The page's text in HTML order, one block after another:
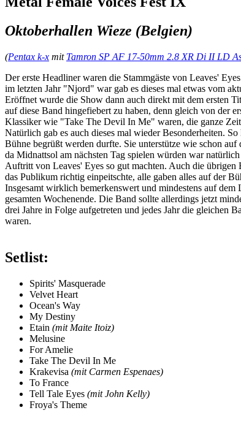
Oktoberhallen Wieze (Belgien)
(Pentax k-x mit Tamron SP AF 17-50mm 2.8 XR Di II LD
Der erste Headliner waren die Stammgäste von Leaves'
im letzten Jahr "Njord" war gab es dieses mal etwas vom
Eröffnet wurde die Show dann auch direkt mit dem ersten
auf diese Band hingefiebert zu haben, denn gleich von der
Klassiker wie "Take The Devil In Me" waren, die ganze
Natürlich gab es auch dieses mal wieder Besonderheiten.
Bühne begrüßt werden durfte. Sie unterstütze wie schon
da Midnattsol am nächsten Tag spielen würden war
Auftritt von Leaves' Eyes so gut machten. Auch die
das Publikum richtig einpeitschte, alle gaben alles auf der
Insgesamt wirklich bemerkenswert und mindestens auf
gesamten Wochenende. Die Band sollte allerdings jetzt
drei Jahre in Folge aufgetreten und jedes Jahr die gleichen
waren.
Setlist:
Spirits' Masquerade
Velvet Heart
Ocean's Way
My Destiny
Etain (mit Maite Itoiz)
Melusine
For Amelie
Take The Devil In Me
Krakevisa (mit Carmen Espenaes)
To France
Tell Tale Eyes (mit John Kelly)
Froya's Theme